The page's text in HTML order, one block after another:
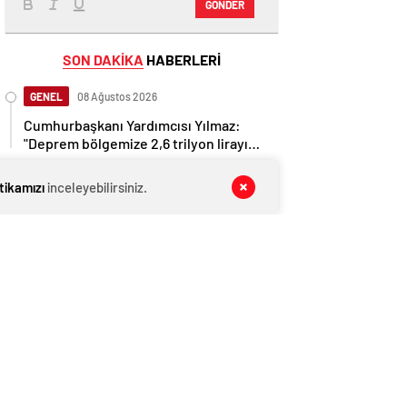
GÖNDER
SON DAKİKA HABERLERİ
GENEL 08 Ağustos 2026
Cumhurbaşkanı Yardımcısı Yılmaz:
"Deprem bölgemize 2,6 trilyon lirayı
inceleyebilirsiniz.